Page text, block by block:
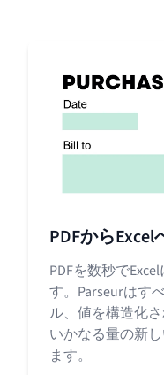
PDFからExcel
PDFを数秒で
す。Parseurはす
ル、値を構造化さ
いかなる量の新
ます。